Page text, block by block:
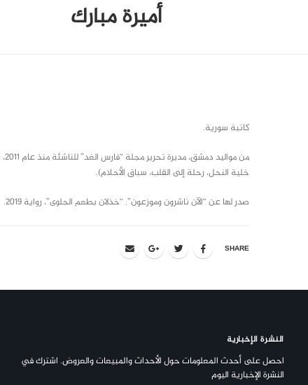
أميرة مبارك
كاتبة سورية.
خلية النحل، رحلة إلى القلب، سباق الأحلام).
صدر لها عن “الآن ناشرون وموزعون”: “خذلان بطعم الحلوى”، رواية 2019.
SHARE
النشرة الإخبارية
احصل على أحدث المعلومات حول الأحداث والمبيعات والعروض. اشترك في
النشرة الإخبارية اليوم